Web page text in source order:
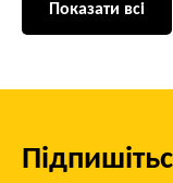
Показати всі